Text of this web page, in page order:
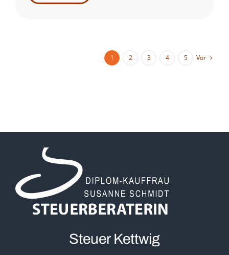
1 2 3 4 5 Vor
Steuer Kettwig